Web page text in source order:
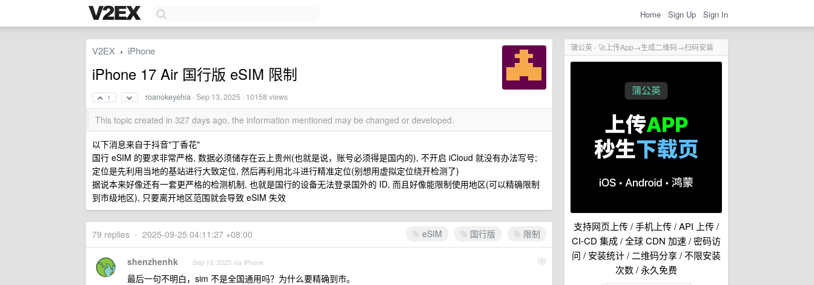
Home Sign Up Sign In
蒲公英 - 🚀上传App→生成二维码→扫码安装
支持网页上传 / 手机上传 / API 上传 /
CI-CD 集成 / 全球 CDN 加速 / 密码访
问 / 安装统计 / 二维码分享 / 不限安装
次数 / 永久免费
V2EX › iPhone
iPhone 17 Air 国行版 eSIM 限制
1 roanokeyehia ·Sep 13, 2025 · 10158 views
This topic created in 327 days ago, the information mentioned may be changed or developed.
以下消息来自于抖音"丁香花"
国行 eSIM 的要求非常严格, 数据必须储存在云上贵州(也就是说，账号必须得是国内的), 不开启 iCloud 就没有办法写号;
定位是先利用当地的基站进行大致定位, 然后再利用北斗进行精准定位(别想用虚拟定位绕开检测了)
据说本来好像还有一套更严格的检测机制, 也就是国行的设备无法登录国外的 ID, 而且好像能限制使用地区(可以精确限制
到市级地区), 只要离开地区范围就会导致 eSIM 失效
eSIM 国行版 限制
79 replies • 2025-09-25 04:11:27 +08:00
1
shenzhenhk Sep 13, 2025 via iPhone
最后一句不明白，sim 不是全国通用吗？为什么要精确到市。